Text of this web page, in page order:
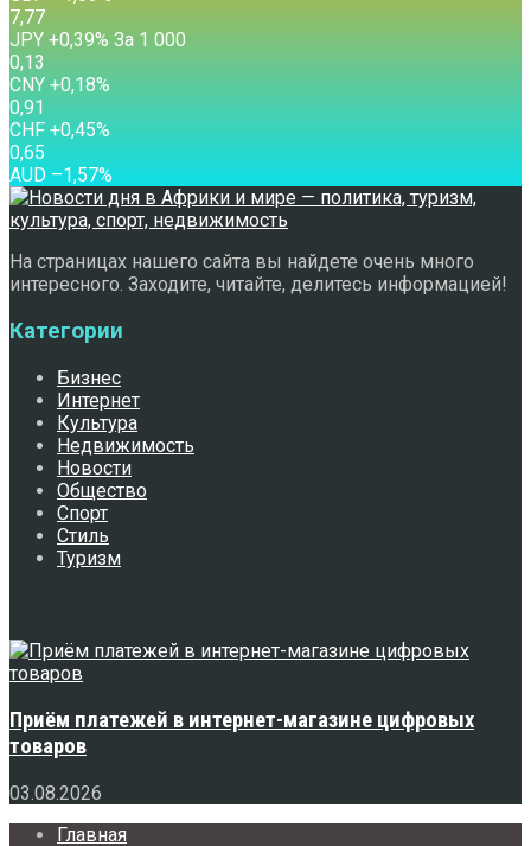
7,77
JPY +0,39% За 1 000
0,13
CNY +0,18%
0,91
CHF +0,45%
0,65
AUD –1,57%
На страницах нашего сайта вы найдете очень много
интересного. Заходите, читайте, делитесь информацией!
Категории
Бизнес
Интернет
Культура
Недвижимость
Новости
Общество
Спорт
Стиль
Туризм
Приём платежей в интернет-магазине цифровых
товаров
03.08.2026
Главная